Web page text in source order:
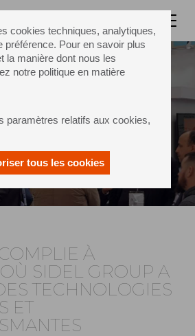
cookies techniques, analytiques,
préférence. Pour en savoir plus
la manière dont nous les
notre politique en matière
paramètres relatifs aux cookies,
tous les cookies
À
SIDEL GROUP A
TECHNOLOGIES
ET